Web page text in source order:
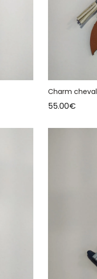
Charm cheval
55.00€